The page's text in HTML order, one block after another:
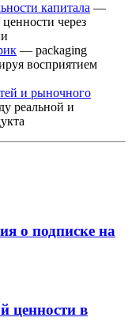
капитала —
через
— packaging
восприятием
и рыночного
реальной и
о подписке на
ценности в